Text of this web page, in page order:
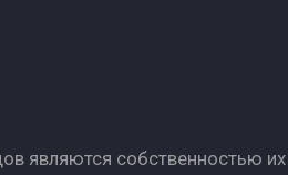
являются собственностью